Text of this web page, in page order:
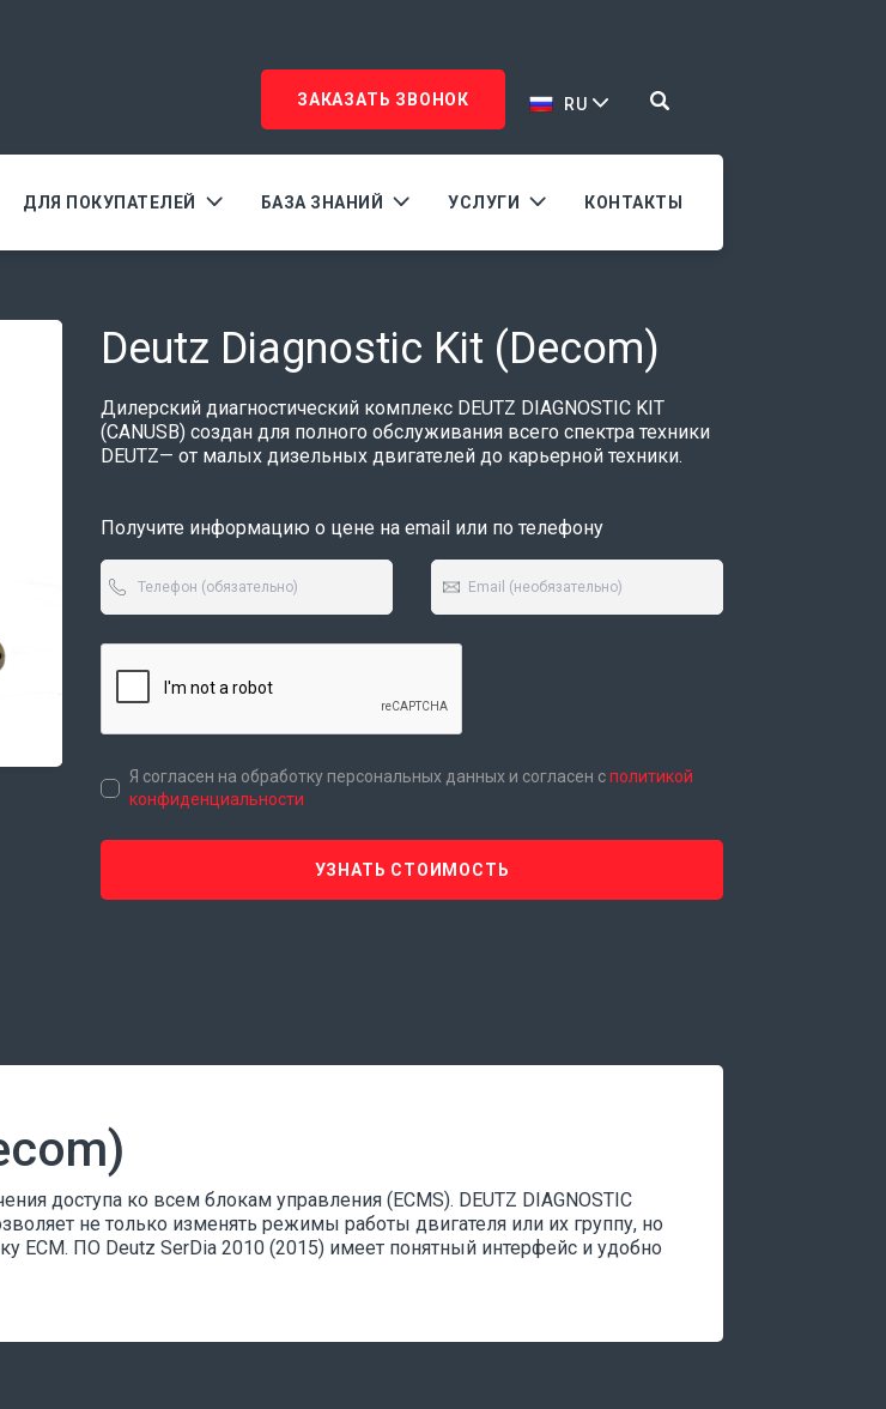
ЗАКАЗАТЬ ЗВОНОК
RU
ДЛЯ ПОКУПАТЕЛЕЙ БАЗА ЗНАНИЙ УСЛУГИ КОНТАКТЫ
Deutz Diagnostic Kit (Decom)
Дилерский диагностический комплекс DEUTZ DIAGNOSTIC KIT
(CANUSB) создан для полного обслуживания всего спектра техники
DEUTZ— от малых дизельных двигателей до карьерной техники.
Получите информацию о цене на email или по телефону
Я согласен на обработку персональных данных и согласен сполитикой
конфиденциальности
УЗНАТЬ СТОИМОСТЬ
доступа ко всем блокам управления (ECMS). DEUTZ DIAGNOSTIC
не только изменять режимы работы двигателя или их группу, но
ECM. ПО Deutz SerDia 2010 (2015) имеет понятный интерфейс и удобно